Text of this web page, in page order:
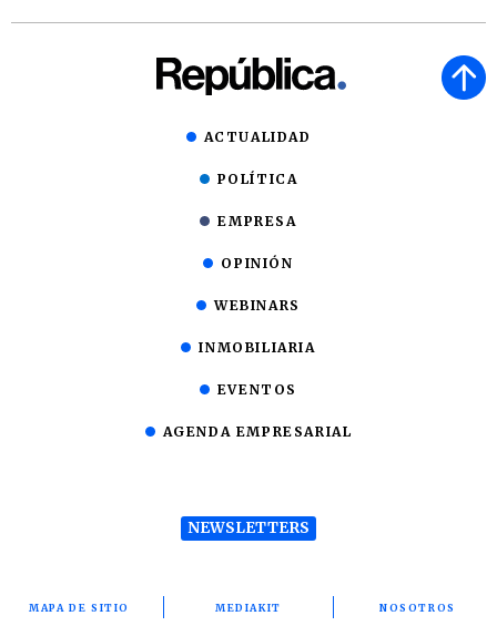
ACTUALIDAD
POLÍTICA
EMPRESA
OPINIÓN
WEBINARS
INMOBILIARIA
EVENTOS
AGENDA EMPRESARIAL
NEWSLETTERS
MAPA DE SITIO MEDIAKIT NOSOTROS